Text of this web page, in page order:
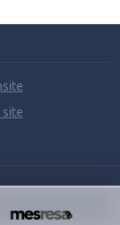
site